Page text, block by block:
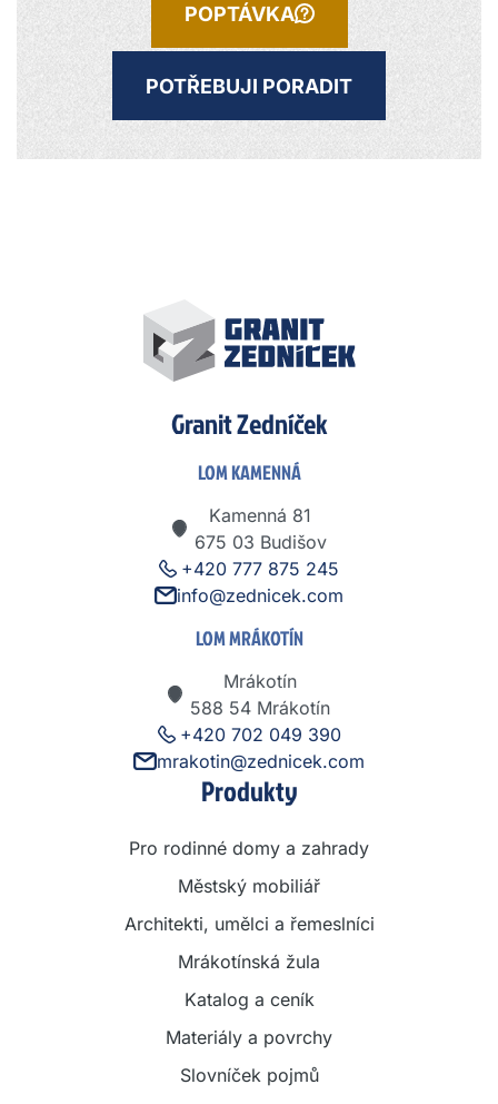
POPTÁVKA
POTŘEBUJI PORADIT
Granit Zedníček
LOM KAMENNÁ
+420 777 875 245
info@zednicek.com
Kamenná 81
675 03 Budišov
LOM MRÁKOTÍN
+420 702 049 390
mrakotin@zednicek.com
Mrákotín
588 54 Mrákotín
Produkty
Pro rodinné domy a zahrady
Městský mobiliář
Architekti, umělci a řemeslníci
Mrákotínská žula
Katalog a ceník
Materiály a povrchy
Slovníček pojmů